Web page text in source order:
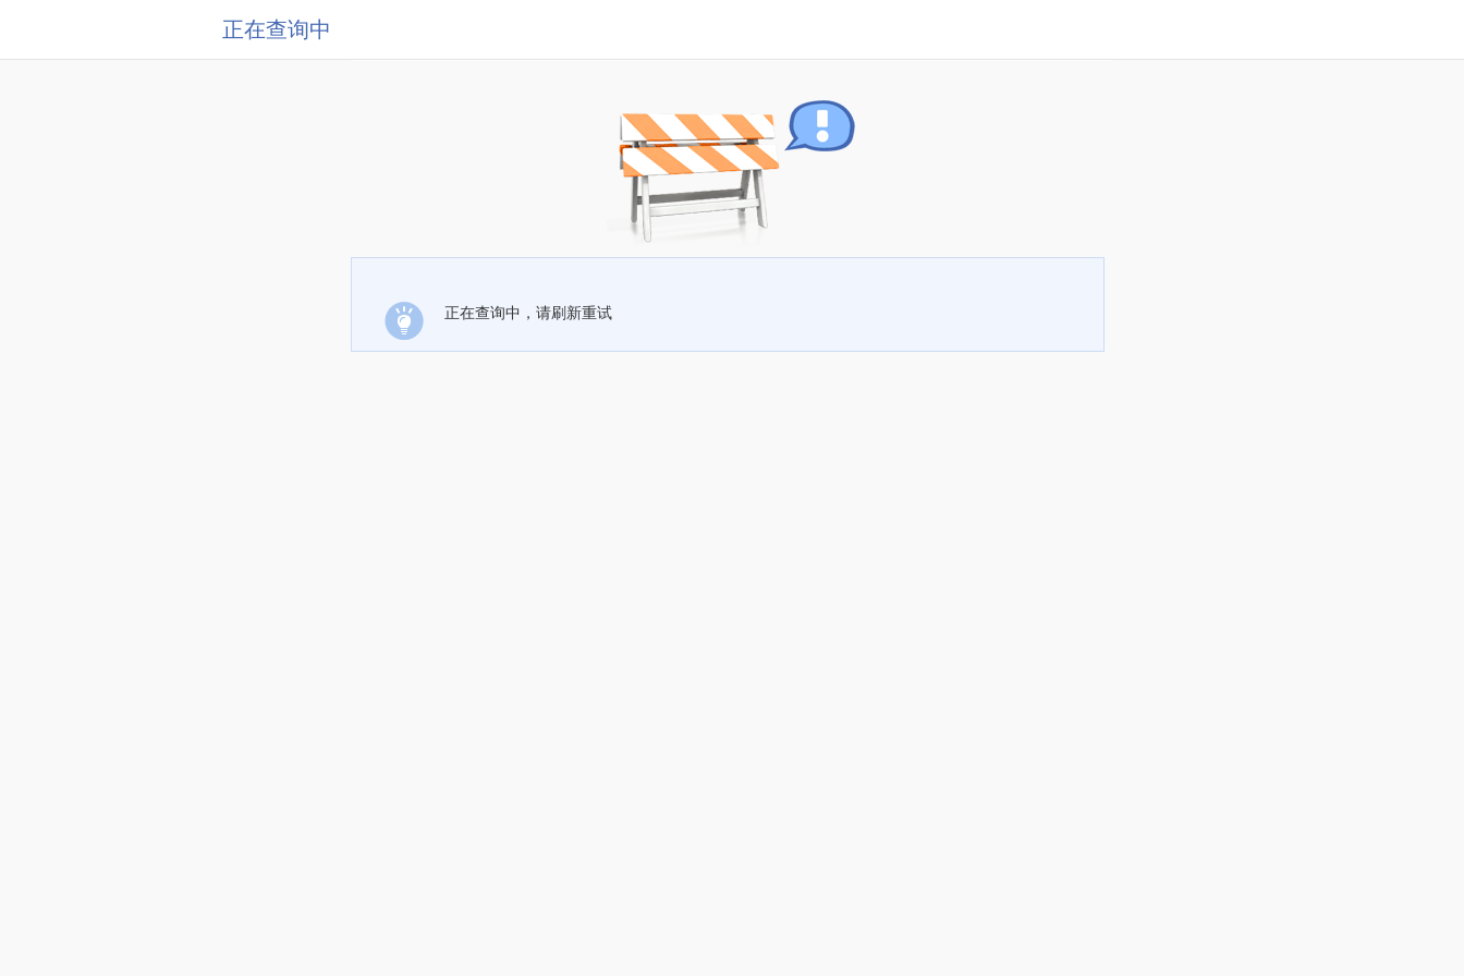
正在查询中
正在查询中，请刷新重试